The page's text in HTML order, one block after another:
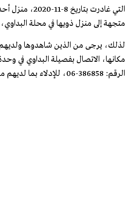
التي غادرت بتاريخ
متجهة إلى منزل ذويها في محلة
لذلك، يرجى من الذين شاهدوها
مكانها، الاتصال بفصيلة البداوي في
الرقم: 386858-06، للإدلاء بما لديهم من معلومات.